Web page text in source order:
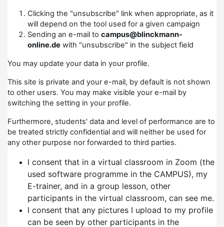
Clicking the "unsubscribe" link when appropriate, as it
will depend on the tool used for a given campaign
Sending an e-mail to campus@blinckmann-
online.de with "unsubscribe" in the subject field
You may update your data in your profile.
This site is private and your e-mail, by default is not shown
to other users. You may make visible your e-mail by
switching the setting in your profile.
Furthermore, students' data and level of performance are to
be treated strictly confidential and will neither be used for
any other purpose nor forwarded to third parties.
I consent that in a virtual classroom in Zoom (the
used software programme in the CAMPUS), my
E-trainer, and in a group lesson, other
participants in the virtual classroom, can see me.
I consent that any pictures I upload to my profile
can be seen by other participants in the